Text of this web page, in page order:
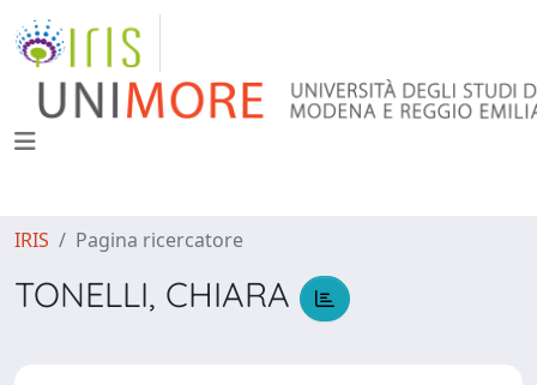
IRIS Pagina ricercatore
TONELLI, CHIARA